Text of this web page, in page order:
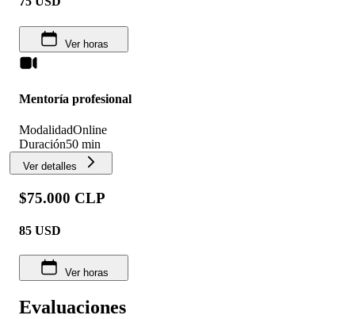
Ver horas
Mentoría profesional
ModalidadOnline
Duración50 min
Ver detalles
$75.000 CLP
85 USD
Ver horas
Evaluaciones